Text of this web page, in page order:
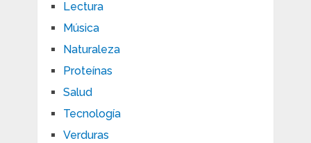
Lectura
Música
Naturaleza
Proteínas
Salud
Tecnología
Verduras